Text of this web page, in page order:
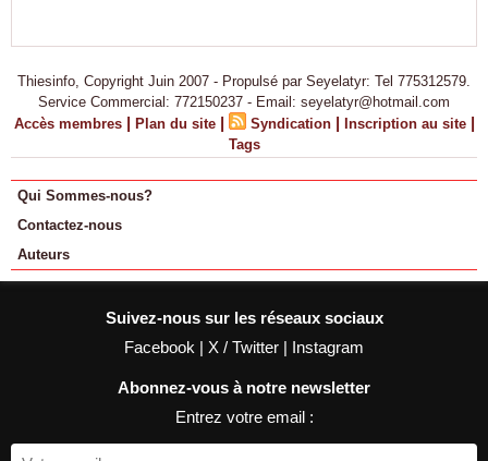
Thiesinfo, Copyright Juin 2007 - Propulsé par Seyelatyr: Tel 775312579.
Service Commercial: 772150237 - Email: seyelatyr@hotmail.com
Accès membres | Plan du site | Syndication | Inscription au site |
Tags
Qui Sommes-nous?
Contactez-nous
Auteurs
Suivez-nous sur les réseaux sociaux
Facebook | X / Twitter | Instagram
Abonnez-vous à notre newsletter
Entrez votre email :